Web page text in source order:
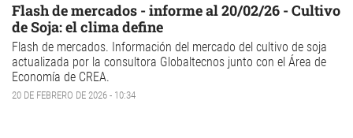
Flash de mercados - informe al 20/02/26 - Cultivo
de Soja: el clima define
Flash de mercados. Información del mercado del cultivo de soja
actualizada por la consultora Globaltecnos junto con el Área de
Economía de CREA.
20 DE FEBRERO DE 2026 - 10:34